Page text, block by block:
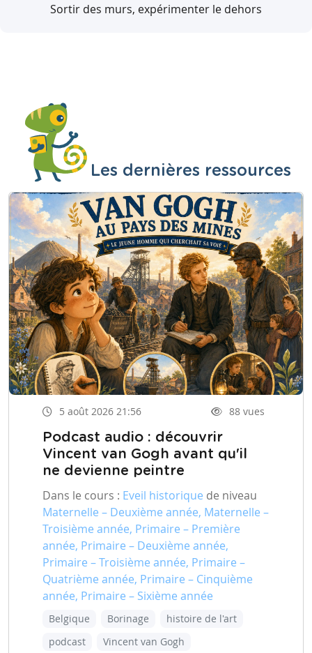
Sortir des murs, expérimenter le dehors
Les dernières ressources
5 août 2026 21:56 88 vues
Podcast audio : découvrir
Vincent van Gogh avant qu'il
ne devienne peintre
Dans le cours : Eveil historique de niveau
Maternelle – Deuxième année, Maternelle –
Troisième année, Primaire – Première
année, Primaire – Deuxième année,
Primaire – Troisième année, Primaire –
Quatrième année, Primaire – Cinquième
année, Primaire – Sixième année
Belgique Borinage
histoire de l'art
podcast
Vincent van Gogh